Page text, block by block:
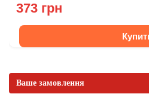
373 грн
Ваше замовлення